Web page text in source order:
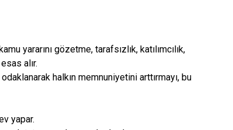
yararını gözetme, tarafsızlık, katılımcılık,
alır.
halkın memnuniyetini arttırmayı, bu
yapar.